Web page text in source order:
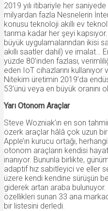
2019 yılı itibariyle her
milyardan fazla Nesnelerin
konusu teknoloji akıllı ev
tarıma kadar her şeyi
büyük uygulamalarından ikisi
akıllı saatler dahil) ve imalat…
yüzde 80’inden fazlası,
eden IoT cihazlarını kullanıyor
Nitekim üretimin 2019’da
53’ünü veya en büyük oranını
Yarı Otonom Araçlar
Steve Wozniak’ın en son
özerk araçlar hâlâ çok uzun
Apple’ın kurucu ortağı,
otonom araçların kendisi
inanıyor. Bununla birlikte,
adaptif hız sabitleyici ve eller
üzere kendi kendine sürüşün
giderek artan araba
özellikleri sunan 33 ana
bir listesini derledi.